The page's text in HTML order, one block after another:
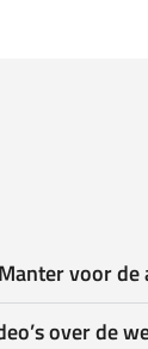
voor de
over de